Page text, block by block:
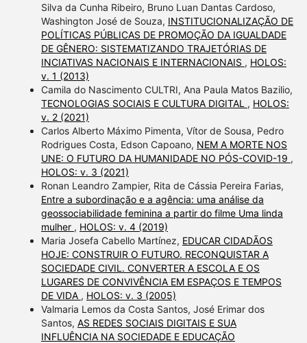
Silva da Cunha Ribeiro, Bruno Luan Dantas Cardoso,
Washington José de Souza, INSTITUCIONALIZAÇÃO DE
POLÍTICAS PÚBLICAS DE PROMOÇÃO DA IGUALDADE
DE GÊNERO: SISTEMATIZANDO TRAJETÓRIAS DE
INCIATIVAS NACIONAIS E INTERNACIONAIS , HOLOS:
v. 1 (2013)
Camila do Nascimento CULTRI, Ana Paula Matos Bazilio,
TECNOLOGIAS SOCIAIS E CULTURA DIGITAL , HOLOS:
v. 2 (2021)
Carlos Alberto Máximo Pimenta, Vítor de Sousa, Pedro
Rodrigues Costa, Edson Capoano, NEM A MORTE NOS
UNE: O FUTURO DA HUMANIDADE NO PÓS-COVID-19 ,
HOLOS: v. 3 (2021)
Ronan Leandro Zampier, Rita de Cássia Pereira Farias,
Entre a subordinação e a agência: uma análise da
geossociabilidade feminina a partir do filme Uma linda
mulher , HOLOS: v. 4 (2019)
Maria Josefa Cabello Martínez, EDUCAR CIDADÃOS
HOJE: CONSTRUIR O FUTURO. RECONQUISTAR A
SOCIEDADE CIVIL. CONVERTER A ESCOLA E OS
LUGARES DE CONVIVÊNCIA EM ESPAÇOS E TEMPOS
DE VIDA , HOLOS: v. 3 (2005)
Valmaria Lemos da Costa Santos, José Erimar dos
Santos, AS REDES SOCIAIS DIGITAIS E SUA
INFLUÊNCIA NA SOCIEDADE E EDUCAÇÃO